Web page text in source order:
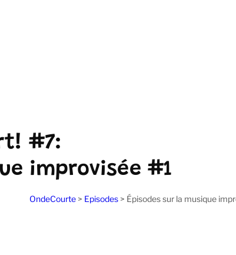
#7:
improvisée #1
OndeCourte > Episodes > Épisodes sur la musique